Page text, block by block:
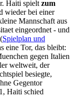
Haiti spielt zum
wieder bei einer
Mannschaft aus
eingeordnet - und
Spielplan und
eine Tor, das bleibt:
gegen Italien
weltweit, der
besiegte,
Gegentor
Haiti schied